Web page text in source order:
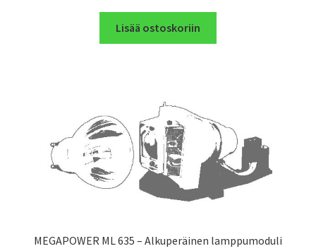
Lisää ostoskoriin
MEGAPOWER ML 635 – Alkuperäinen lamppumoduli